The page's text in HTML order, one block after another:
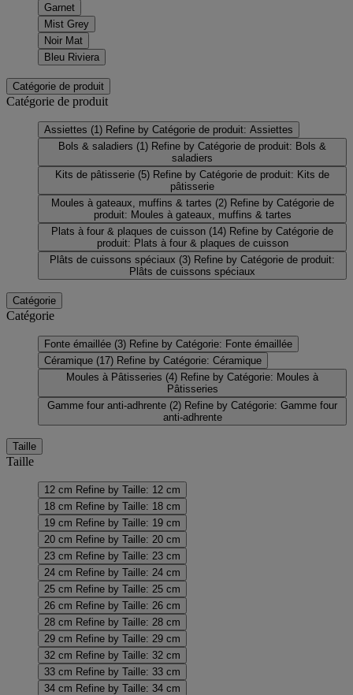
Garnet
Mist Grey
Noir Mat
Bleu Riviera
Catégorie de produit
Catégorie de produit
Assiettes (1) Refine by Catégorie de produit: Assiettes
Bols & saladiers (1) Refine by Catégorie de produit: Bols &
saladiers
Kits de pâtisserie (5) Refine by Catégorie de produit: Kits de
pâtisserie
Moules à gateaux, muffins & tartes (2) Refine by Catégorie de
produit: Moules à gateaux, muffins & tartes
Plats à four & plaques de cuisson (14) Refine by Catégorie de
produit: Plats à four & plaques de cuisson
Plâts de cuissons spéciaux (3) Refine by Catégorie de produit:
Plâts de cuissons spéciaux
Catégorie
Catégorie
Fonte émaillée (3) Refine by Catégorie: Fonte émaillée
Céramique (17) Refine by Catégorie: Céramique
Moules à Pâtisseries (4) Refine by Catégorie: Moules à
Pâtisseries
Gamme four anti-adhrente (2) Refine by Catégorie: Gamme four
anti-adhrente
Taille
Taille
12 cm Refine by Taille: 12 cm
18 cm Refine by Taille: 18 cm
19 cm Refine by Taille: 19 cm
20 cm Refine by Taille: 20 cm
23 cm Refine by Taille: 23 cm
24 cm Refine by Taille: 24 cm
25 cm Refine by Taille: 25 cm
26 cm Refine by Taille: 26 cm
28 cm Refine by Taille: 28 cm
29 cm Refine by Taille: 29 cm
32 cm Refine by Taille: 32 cm
33 cm Refine by Taille: 33 cm
34 cm Refine by Taille: 34 cm